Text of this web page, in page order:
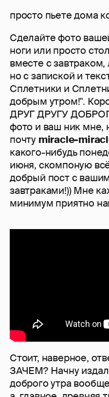
просто пьете дома
Сделайте фото
ноги или просто
вместе с завтраком,
но с запиской и
Сплетники и
добрым утром!".
ДРУГ ДРУГУ
фото и ваш ник мне,
почту miracle-
какого-нибудь
июня, скомпоную
добрый пост с
завтраками!)) Мне
минимум приятно
Стоит, наверное,
ЗАЧЕМ? Начну
доброго утра